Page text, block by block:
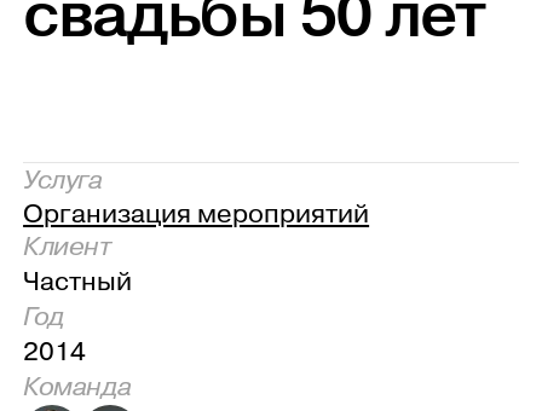
Услуга
Организация мероприятий
Клиент
Частный
Год
2014
Команда